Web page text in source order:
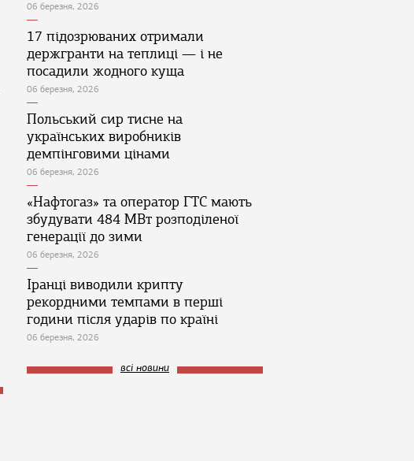
06 березня, 2026
17 підозрюваних отримали
держгранти на теплиці — і не
посадили жодного куща
06 березня, 2026
Польський сир тисне на
українських виробників
демпінговими цінами
06 березня, 2026
«Нафтогаз» та оператор ГТС мають
збудувати 484 МВт розподіленої
генерації до зими
06 березня, 2026
Іранці виводили крипту
рекордними темпами в перші
години після ударів по країні
06 березня, 2026
всі новини